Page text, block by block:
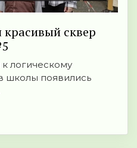
красивый сквер
логическому
школы появились